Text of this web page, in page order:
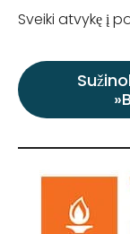
Sveiki atvykę į